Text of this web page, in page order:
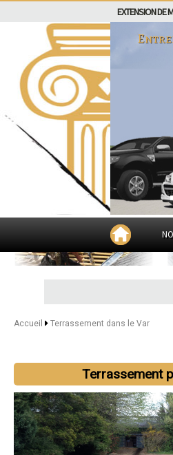
EXTENSION DE
Accueil Terrassement dans le Var
Terrassement